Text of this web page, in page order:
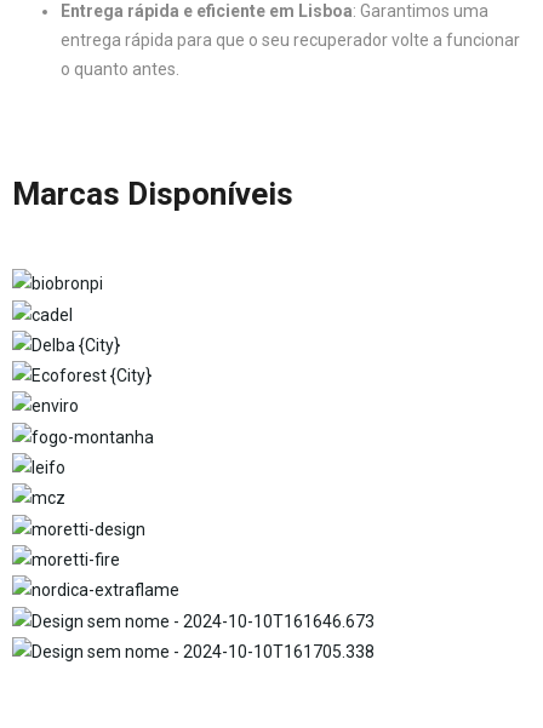
Entrega rápida e eficiente em Lisboa: Garantimos uma
entrega rápida para que o seu recuperador volte a funcionar
o quanto antes.
Marcas Disponíveis